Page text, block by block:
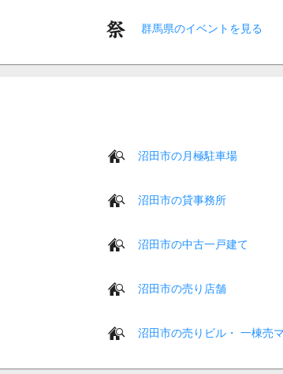
群馬県のイベントを見る
沼田市の月極駐車場
沼田市の貸事務所
沼田市の中古一戸建て
沼田市の売り店舗
沼田市の売りビル・ 一棟売